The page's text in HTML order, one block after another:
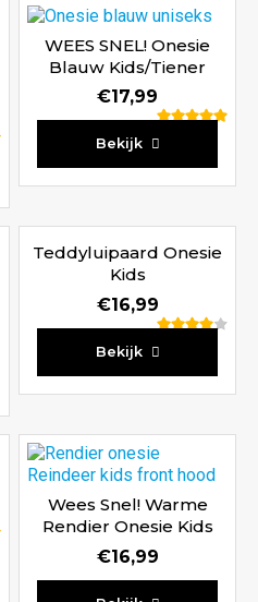
WEES SNEL! Onesie
Blauw Kids/Tiener
€17,99
Bekijk
Teddyluipaard Onesie
Kids
€16,99
Bekijk
Wees Snel! Warme
Rendier Onesie Kids
€16,99